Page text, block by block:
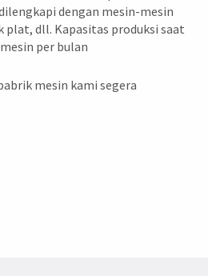
dengan mesin-mesin
dll. Kapasitas produksi saat
per bulan
mesin kami segera